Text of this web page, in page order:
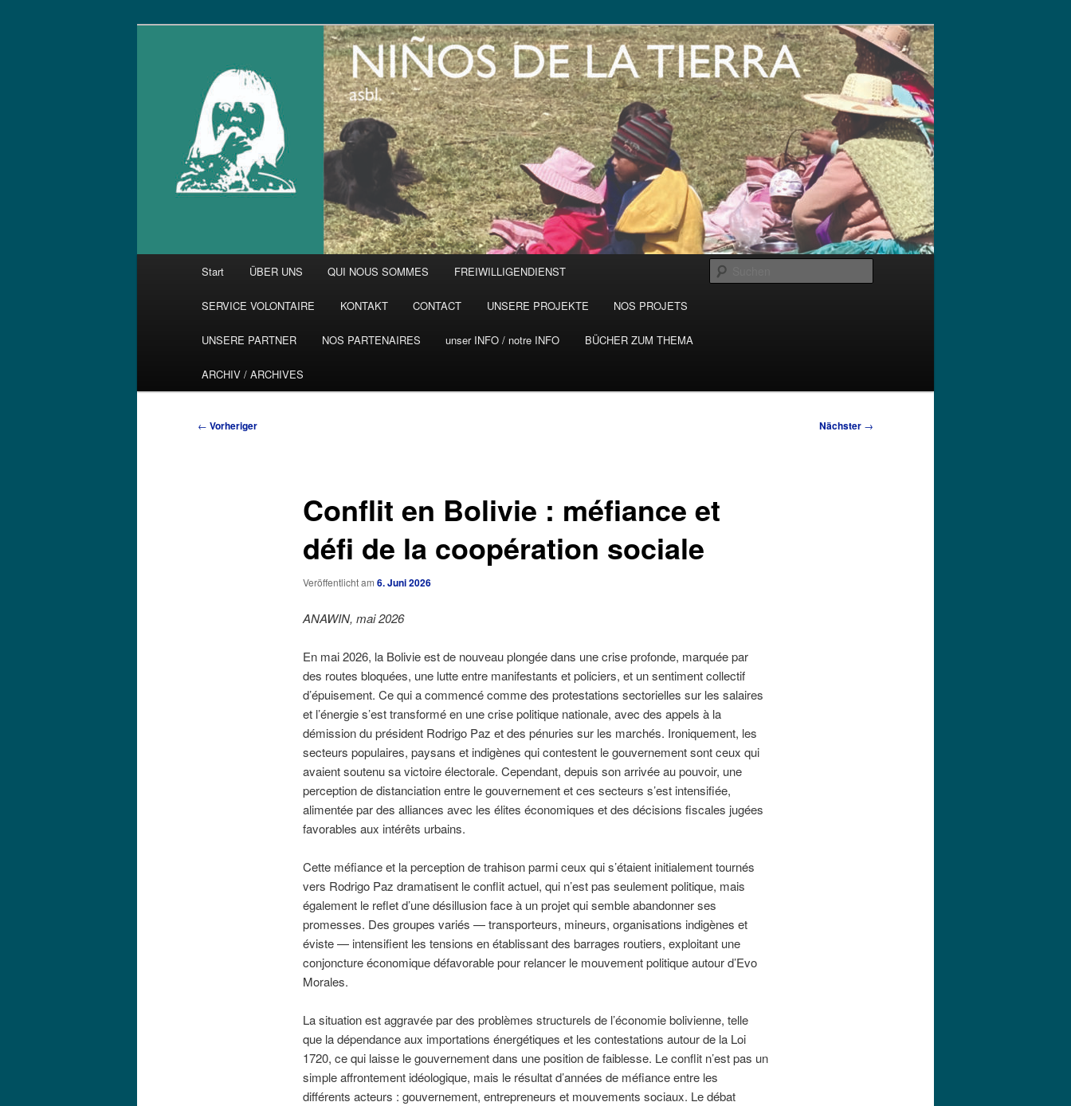
Start ÜBER UNS QUI NOUS SOMMES FREIWILLIGENDIENST
SERVICE VOLONTAIRE KONTAKT CONTACT UNSERE PROJEKTE NOS PROJETS
UNSERE PARTNER NOS PARTENAIRES unser INFO / notre INFO BÜCHER ZUM THEMA
ARCHIV / ARCHIVES
Beitragsnavigation
← Vorheriger Nächster →
Conflit en Bolivie : méfiance et
défi de la coopération sociale
Veröffentlicht am 6. Juni 2026
ANAWIN, mai 2026
En mai 2026, la Bolivie est de nouveau plongée dans une crise profonde, marquée par
des routes bloquées, une lutte entre manifestants et policiers, et un sentiment collectif
d’épuisement. Ce qui a commencé comme des protestations sectorielles sur les salaires
et l’énergie s’est transformé en une crise politique nationale, avec des appels à la
démission du président Rodrigo Paz et des pénuries sur les marchés. Ironiquement, les
secteurs populaires, paysans et indigènes qui contestent le gouvernement sont ceux qui
avaient soutenu sa victoire électorale. Cependant, depuis son arrivée au pouvoir, une
perception de distanciation entre le gouvernement et ces secteurs s’est intensifiée,
alimentée par des alliances avec les élites économiques et des décisions fiscales jugées
favorables aux intérêts urbains.
Cette méfiance et la perception de trahison parmi ceux qui s’étaient initialement tournés
vers Rodrigo Paz dramatisent le conflit actuel, qui n’est pas seulement politique, mais
également le reflet d’une désillusion face à un projet qui semble abandonner ses
promesses. Des groupes variés — transporteurs, mineurs, organisations indigènes et
éviste — intensifient les tensions en établissant des barrages routiers, exploitant une
conjoncture économique défavorable pour relancer le mouvement politique autour d’Evo
Morales.
La situation est aggravée par des problèmes structurels de l’économie bolivienne, telle
que la dépendance aux importations énergétiques et les contestations autour de la Loi
1720, ce qui laisse le gouvernement dans une position de faiblesse. Le conflit n’est pas un
simple affrontement idéologique, mais le résultat d’années de méfiance entre les
différents acteurs : gouvernement, entrepreneurs et mouvements sociaux. Le débat